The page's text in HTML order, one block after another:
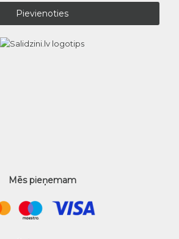
Mēs pieņemam